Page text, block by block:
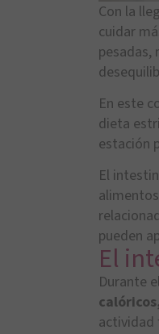
Con la
cuidar
pesadas,
En este
dieta
estación
El
pueden
El
Durante
actividad